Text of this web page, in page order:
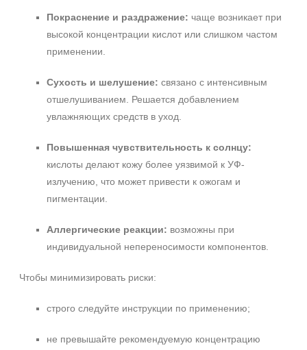
Покраснение и раздражение: чаще возникает при
высокой концентрации кислот или слишком частом
применении.
Сухость и шелушение: связано с интенсивным
отшелушиванием. Решается добавлением
увлажняющих средств в уход.
Повышенная чувствительность к солнцу:
кислоты делают кожу более уязвимой к УФ-
излучению, что может привести к ожогам и
пигментации.
Аллергические реакции: возможны при
индивидуальной непереносимости компонентов.
Чтобы минимизировать риски:
строго следуйте инструкции по применению;
не превышайте рекомендуемую концентрацию